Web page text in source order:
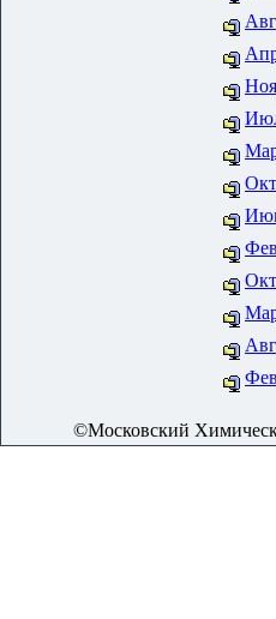
©Московский